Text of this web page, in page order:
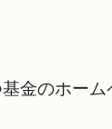
金のホーム